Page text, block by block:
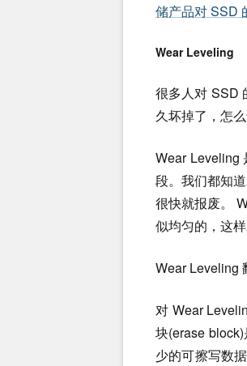
储产品对 SSD
Wear Leveling
很多人对 SSD
久坏掉了，怎
Wear Leveling
段。我们都知
很快就报废。
似均匀的，这
Wear Leveling
对 Wear
块(erase
少的可擦写数